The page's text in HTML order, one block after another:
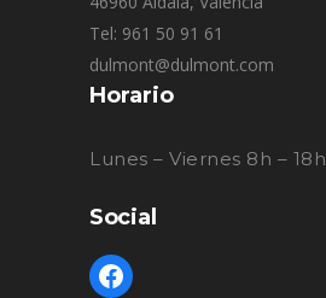
Tel: 961 50 91 61
dulmont@dulmont.com
Horario
Lunes – Viernes 8h – 18h
Social